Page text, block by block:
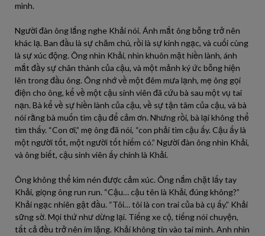
mình.
Người đàn ông lắng nghe Khải nói. Ánh mắt ông bỗng trở nên
khác lạ. Ban đầu là sự chăm chú, rồi là sự kinh ngạc, và cuối cùng
là sự xúc động. Ông nhìn Khải, nhìn khuôn mặt hiền lành, ánh
mắt đầy sự chân thành của cậu, và một mảnh ký ức bỗng hiện
lên trong đầu ông. Ông nhớ về một đêm mưa lạnh, mẹ ông gọi
điện cho ông, kể về một cậu sinh viên đã cứu bà sau một vụ tai
nạn. Bà kể về sự hiền lành của cậu, về sự tận tâm của cậu, và bà
nói rằng bà muốn tìm cậu để cảm ơn. Nhưng rồi, bà lại không thể
tìm thấy. “Con ơi,” mẹ ông đã nói, “con phải tìm cậu ấy. Cậu ấy là
một người tốt, một người tốt hiếm có.” Người đàn ông nhìn Khải,
và ông biết, cậu sinh viên ấy chính là Khải.
Ông không thể kìm nén được cảm xúc. Ông nắm chặt lấy tay
Khải, giọng ông run run. “Cậu… cậu tên là Khải, đúng không?”
Khải ngạc nhiên gật đầu. “Tôi… tôi là con trai của bà cụ ấy.” Khải
sững sờ. Mọi thứ như dừng lại. Tiếng xe cộ, tiếng nói chuyện,
tất cả đều trở nên im lặng. Khải không tin vào tai mình. Anh nhìn